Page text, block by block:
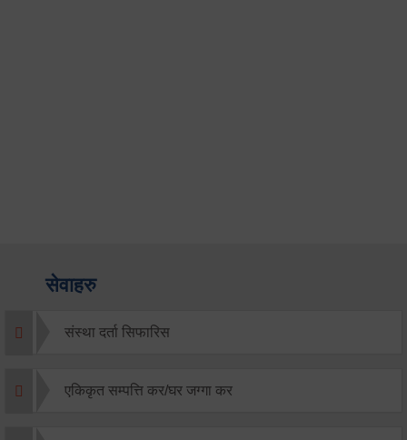
सेवाहरु
संस्था दर्ता सिफारिस
एकिकृत सम्पत्ति कर/घर जग्गा कर